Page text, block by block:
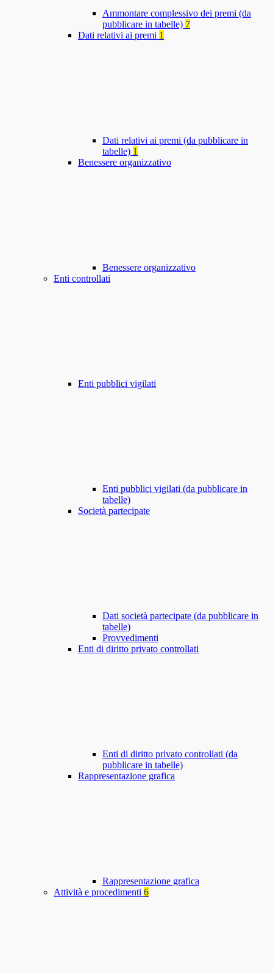
Ammontare complessivo dei premi (da
pubblicare in tabelle) 7
Dati relativi ai premi 1
Dati relativi ai premi (da pubblicare in
tabelle) 1
Benessere organizzativo
Benessere organizzativo
Enti controllati
Enti pubblici vigilati
Enti pubblici vigilati (da pubblicare in
tabelle)
Società partecipate
Dati società partecipate (da pubblicare in
tabelle)
Provvedimenti
Enti di diritto privato controllati
Enti di diritto privato controllati (da
pubblicare in tabelle)
Rappresentazione grafica
Rappresentazione grafica
Attività e procedimenti 6